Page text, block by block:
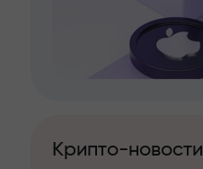
Крипто-новости